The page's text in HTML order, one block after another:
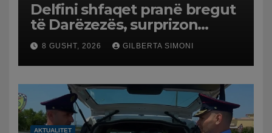
Delfini shfaqet pranë bregut
të Darëzezës, surprizon
pushuesit dhe banorët
8 GUSHT, 2026 GILBERTA SIMONI
AKTUALITET